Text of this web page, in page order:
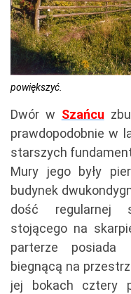
powiększyć.
Dwór w Szańcu
prawdopodobnie w
starszych
Mury jego były
budynek
dość regularnej
stojącego na
parterze posiada
biegnącą na
jej bokach cztery